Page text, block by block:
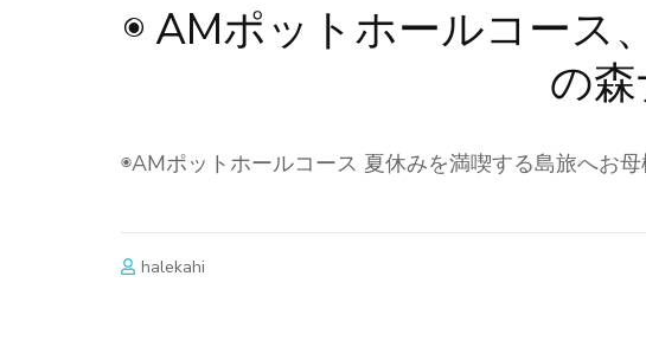
◉ AMポットホールコース
の
◉AMポットホールコース 夏休みを満喫する島旅へお
halekahi